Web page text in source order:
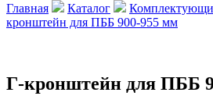
Главная
Каталог
кронштейн для ПББ 900-955 мм
Г-кронштейн для ПББ